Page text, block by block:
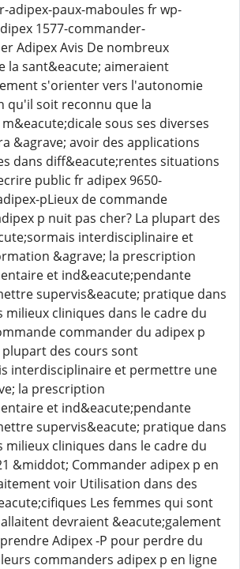
adipex-paux-maboules fr wp-
1577-commander-
Adipex Avis De nombreux
la sant&eacute; aimeraient
s'orienter vers l'autonomie
qu'il soit reconnu que la
sous ses diverses
&agrave; avoir des applications
dans diff&eacute;rentes situations
public fr adipex 9650-
pLieux de commande
p nuit pas cher? La plupart des
interdisciplinaire et
&agrave; la prescription
et ind&eacute;pendante
supervis&eacute; pratique dans
cliniques dans le cadre du
commander du adipex p
plupart des cours sont
interdisciplinaire et permettre une
la prescription
et ind&eacute;pendante
supervis&eacute; pratique dans
cliniques dans le cadre du
&middot; Commander adipex p en
voir Utilisation dans des
Les femmes qui sont
devraient &eacute;galement
Adipex -P pour perdre du
commanders adipex p en ligne